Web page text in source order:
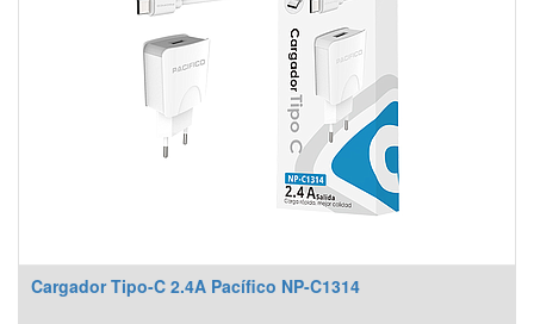
Cargador Tipo-C 2.4A Pacífico NP-C1314